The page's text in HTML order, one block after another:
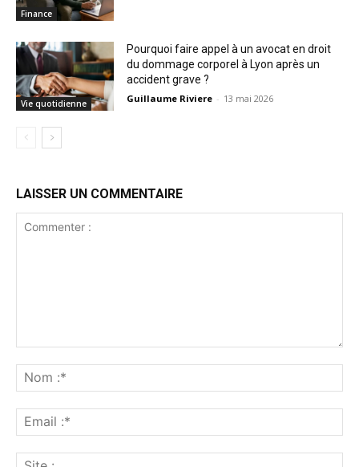
Finance
Vie quotidienne
Pourquoi faire appel à un avocat en droit
du dommage corporel à Lyon après un
accident grave ?
Guillaume Riviere - 13 mai 2026
LAISSER UN COMMENTAIRE
:*
:*